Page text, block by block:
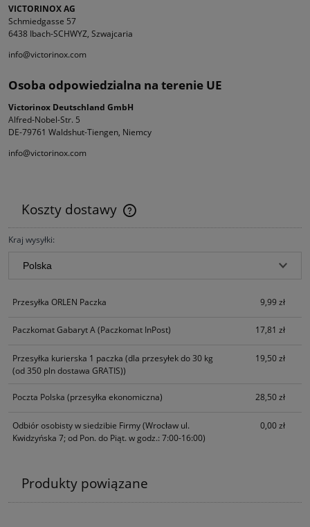
VICTORINOX AG
Schmiedgasse 57
6438 Ibach-SCHWYZ, Szwajcaria
info@victorinox.com
Osoba odpowiedzialna na terenie UE
Victorinox Deutschland GmbH
Alfred-Nobel-Str. 5
DE-79761 Waldshut-Tiengen, Niemcy
info@victorinox.com
Koszty dostawy
Cena nie zawiera ewentualnych kosztów płatności
Kraj wysyłki:
Przesyłka ORLEN Paczka 9,99 zł
Paczkomat Gabaryt A(Paczkomat InPost) 17,81 zł
Przesyłka kurierska 1 paczka (dla przesyłek do 30 kg
(od 350 pln dostawa GRATIS))
19,50 zł
Poczta Polska (przesyłka ekonomiczna) 28,50 zł
Odbiór osobisty w siedzibie Firmy(Wrocław ul.
Kwidzyńska 7; od Pon. do Piąt. w godz.: 7:00-16:00)
0,00 zł
Produkty powiązane